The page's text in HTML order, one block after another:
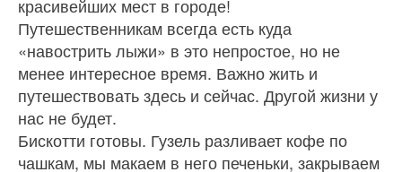
красивейших мест в городе!
Путешественникам всегда есть куда
«навострить лыжи» в это непростое, но не
менее интересное время. Важно жить и
путешествовать здесь и сей­час. Другой жизни у
нас не будет.
Бискотти готовы. Гузель разливает кофе по
чаш­кам, мы макаем в него печеньки, закрываем